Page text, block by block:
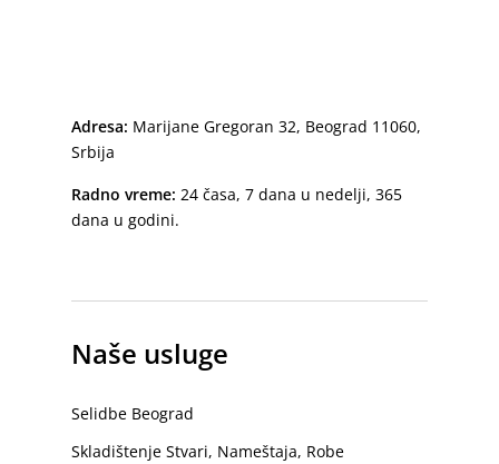
Adresa: Marijane Gregoran 32, Beograd 11060,
Srbija
Radno vreme: 24 časa, 7 dana u nedelji, 365
dana u godini.
Naše usluge
Selidbe Beograd
Skladištenje Stvari, Nameštaja, Robe